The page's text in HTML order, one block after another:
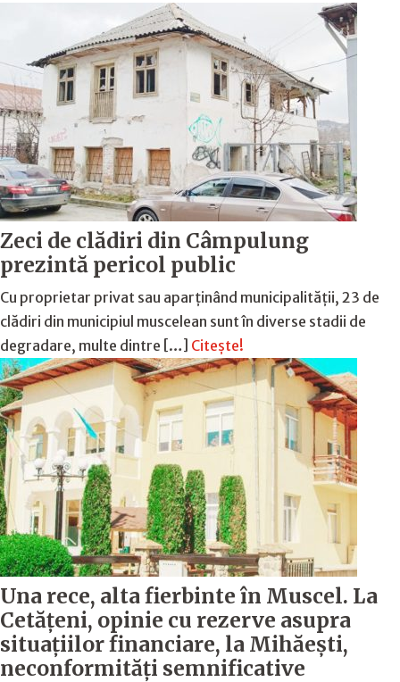
Zeci de clădiri din Câmpulung
prezintă pericol public
Cu proprietar privat sau aparținând municipalității, 23 de
clădiri din municipiul muscelean sunt în diverse stadii de
degradare, multe dintre […] Citește!
Una rece, alta fierbinte în Muscel. La
Cetăţeni, opinie cu rezerve asupra
situaţiilor financiare, la Mihăeşti,
neconformităţi semnificative